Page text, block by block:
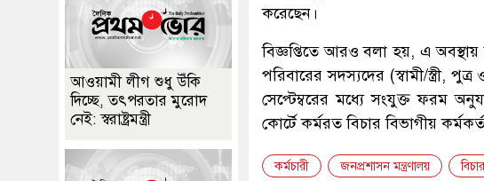
করেছেন।
বিজ্ঞপ্তিতে আরও বলা হয়, এ অবস্থায়
পরিবারের সদস্যদের (স্বামী/স্ত্রী,
সেপ্টেম্বরের মধ্যে সংযুক্ত ফরম
কোর্টে কর্মরত বিচার বিভাগীয়
কর্মচারী জনপ্রশাসন মন্ত্রণালয়
আওয়ামী লীগ শুধু উঁকি
দিচ্ছে, তৎপরতার মুরোদ
নেই: স্বরাষ্ট্রমন্ত্রী